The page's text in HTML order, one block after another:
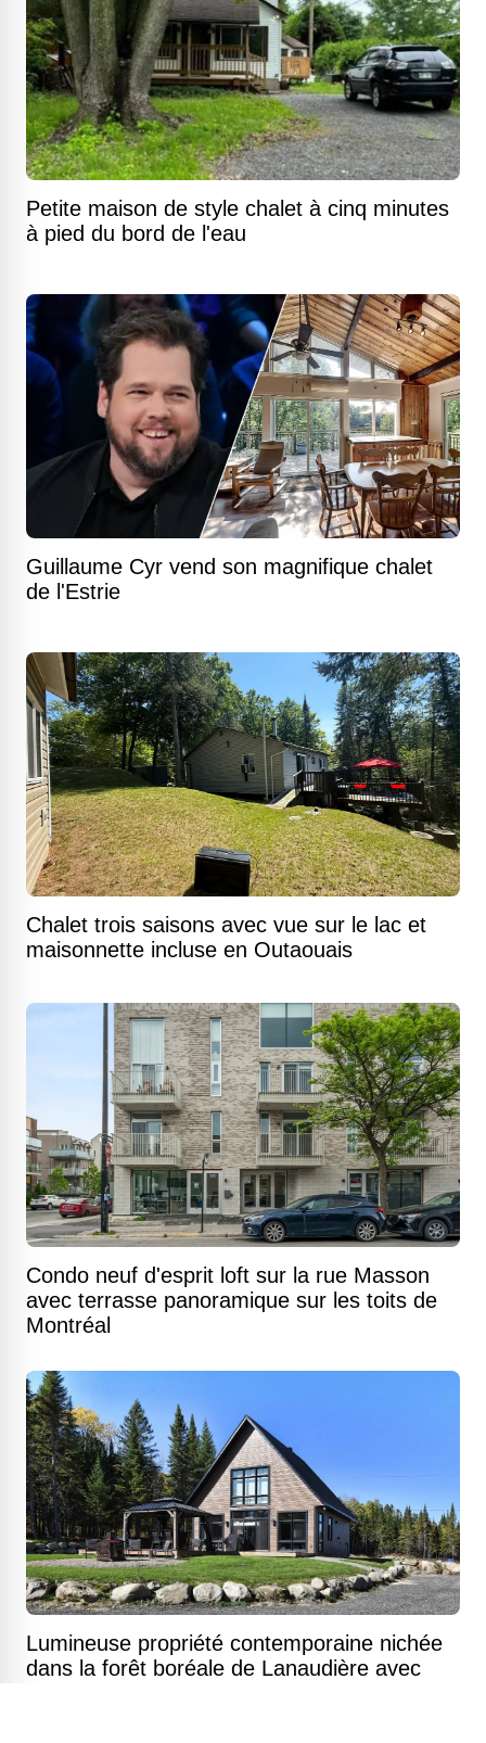
Petite maison de style chalet à cinq minutes
à pied du bord de l'eau
Guillaume Cyr vend son magnifique chalet
de l'Estrie
Chalet trois saisons avec vue sur le lac et
maisonnette incluse en Outaouais
Condo neuf d'esprit loft sur la rue Masson
avec terrasse panoramique sur les toits de
Montréal
Lumineuse propriété contemporaine nichée
dans la forêt boréale de Lanaudière avec